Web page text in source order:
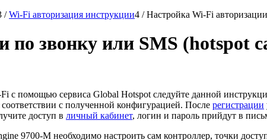
/ Wi-Fi авторизация инструкции4 / Настройка Wi-Fi
по звонку или SMS (hotspot
с помощью сервиса Global Hotspot следуйте данной
с полученной конфигурацией. После регистрации
доступ в личный кабинет, логин и пароль прийдут в
9700-M необходимо настроить сам контроллер, точки